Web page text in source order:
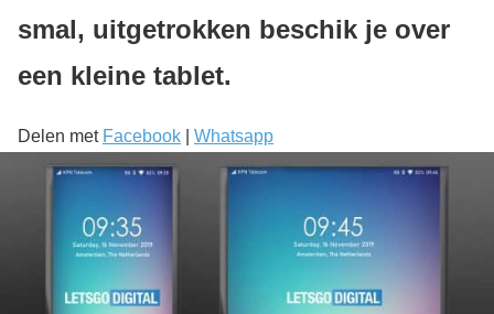
smal, uitgetrokken beschik je over
een kleine tablet.
Delen met Facebook Whatsapp